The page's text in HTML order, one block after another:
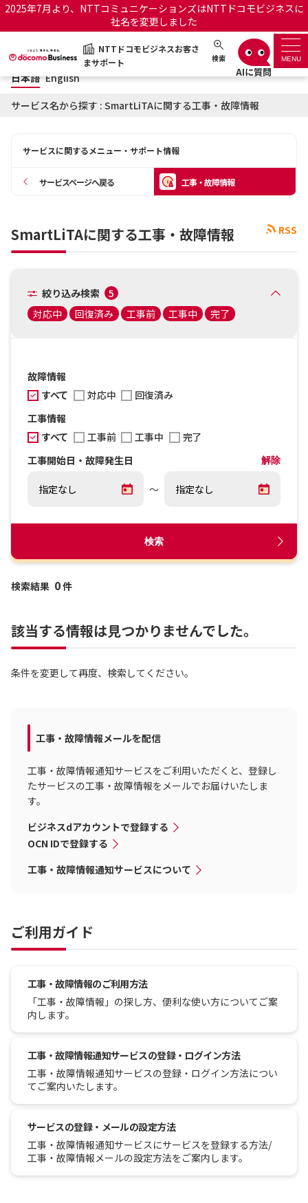
2025年7月より、NTTコミュニケーションズはNTTドコモビジネスに
社名を変更しました
NTTドコモビジネスお客さ
まサポート
検索 MENU
NTTドコモビジネスお客さまサポート 日本語 English
サポートトップ
OCNのお客さまはこちら
工事・故障情報通知サー
オフィシャルサイト
日本語 English
サービス名から探す : SmartLiTAに関する工事・故障情報
サービスに関するメニュー・サポート情報
サービスページへ戻る 工事・故障情報
RSS
SmartLiTAに関する工事・故障情報
絞り込み検索
5
対応中
回復済み 工事前 工事中 完了
故障情報
すべて
対応中
回復済み
工事情報
すべて
工事前 工事中
完了
工事開始日・故障発生日
解除
～
検索
検索結果 0件
該当する情報は見つかりませんでした。
条件を変更して再度、検索してください。
工事・故障情報メールを配信
工事・故障情報通知サービスをご利用いただくと、登録し
たサービスの工事・故障情報をメールでお届けいたしま
す。
ビジネスdアカウントで登録する
OCN IDで登録する
工事・故障情報通知サービスについて
ご利用ガイド
工事・故障情報のご利用方法
「工事・故障情報」の探し方、便利な使い方についてご案
内します。
工事・故障情報通知サービスの登録・ログイン方法
工事・故障情報通知サービスの登録・ログイン方法につい
てご案内いたします。
サービスの登録・メールの設定方法
工事・故障情報通知サービスにサービスを登録する方法/
工事・故障情報メールの設定方法をご案内します。